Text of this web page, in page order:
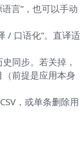
言”，也可以手动
/ 口语化”。直译适
同步。若关掉，
前提是应用本身
，或单条删除用